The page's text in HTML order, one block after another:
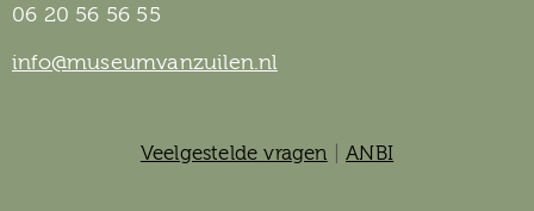
06 20 56 56 55
info@museumvanzuilen.nl
Veelgestelde vragen |ANBI